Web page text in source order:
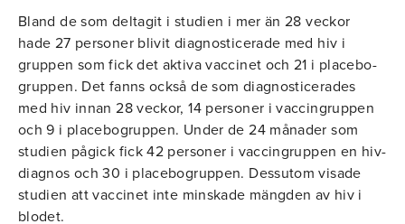
Bland de som deltagit i studien i mer än 28 veckor
hade 27 personer blivit diagnosticerade med hiv i
gruppen som fick det aktiva vaccinet och 21 i placebo-
gruppen. Det fanns också de som diagnosticerades
med hiv innan 28 veckor, 14 personer i vaccingruppen
och 9 i placebogruppen. Under de 24 månader som
studien pågick fick 42 personer i vaccingruppen en hiv-
diagnos och 30 i placebogruppen. Dessutom visade
studien att vaccinet inte minskade mängden av hiv i
blodet.